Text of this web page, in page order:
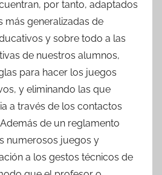
por tanto, adaptados
más generalizadas de
y sobre todo a las
de nuestros alumnos,
para hacer los juegos
y eliminando las que
a través de los contactos
de un reglamento
numerosos juegos y
a los gestos técnicos de